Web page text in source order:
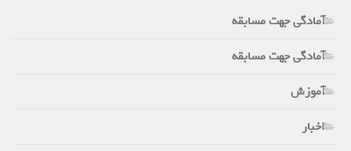
آمادگی جهت مسابقه
آمادگی جهت مسابقه
آموزش
اخبار